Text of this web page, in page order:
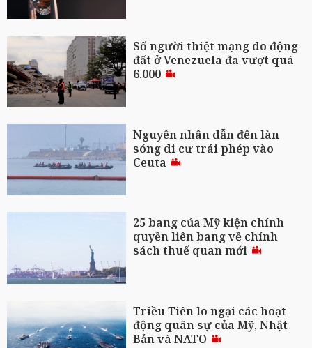
Số người thiệt mạng do động
đất ở Venezuela đã vượt quá
6.000
Nguyên nhân dẫn đến làn
sóng di cư trái phép vào
Ceuta
25 bang của Mỹ kiện chính
quyền liên bang về chính
sách thuế quan mới
Triều Tiên lo ngại các hoạt
động quân sự của Mỹ, Nhật
Bản và NATO